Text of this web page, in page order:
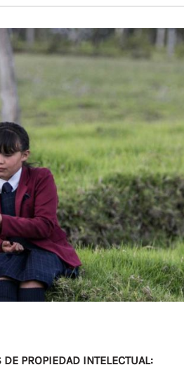
PROPIEDAD INTELECTUAL: